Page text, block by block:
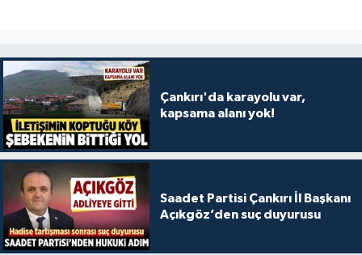
Çankırı'da karayolu var,
kapsama alanı yok!
Saadet Partisi Çankırı İl Başkanı
Açıkgöz’den suç duyurusu